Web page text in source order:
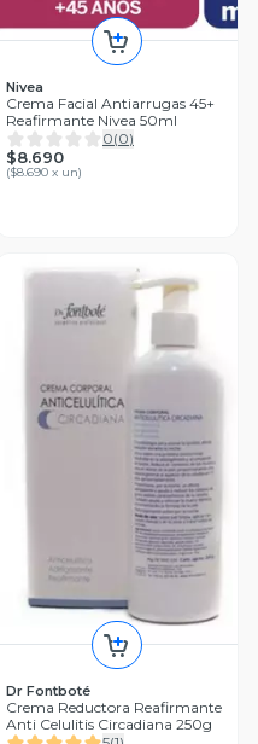
Nivea
Crema Facial Antiarrugas 45+
Reafirmante Nivea 50ml
0(0)
$8.690
($8.690 x un)
Dr Fontboté
Crema Reductora Reafirmante
Anti Celulitis Circadiana 250g